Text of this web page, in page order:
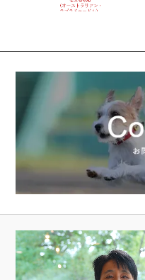
動
画
プ
レ
ー